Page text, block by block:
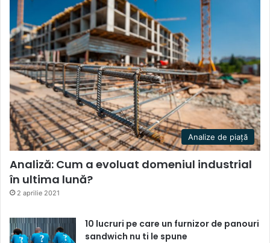
Analize de piață
Analiză: Cum a evoluat domeniul industrial
în ultima lună?
2 aprilie 2021
10 lucruri pe care un furnizor de panouri
sandwich nu ti le spune